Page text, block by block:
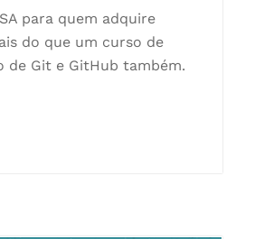
para quem adquire
do que um curso de
Git e GitHub também.